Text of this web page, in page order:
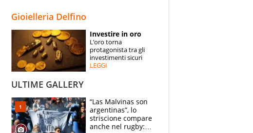
ESPERTI
CONTATTI
Gioielleria Delfino
Investire in oro
L’oro torna
protagonista tra gli
investimenti sicuri
LEGGI
ULTIME GALLERY
“Las Malvinas son
argentinas”, lo
striscione compare
anche nel rugby: